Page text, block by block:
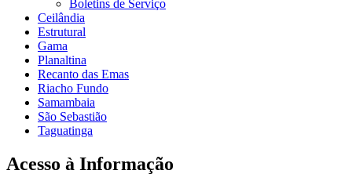
Boletins de Serviço
Ceilândia
Estrutural
Gama
Planaltina
Recanto das Emas
Riacho Fundo
Samambaia
São Sebastião
Taguatinga
Acesso à Informação